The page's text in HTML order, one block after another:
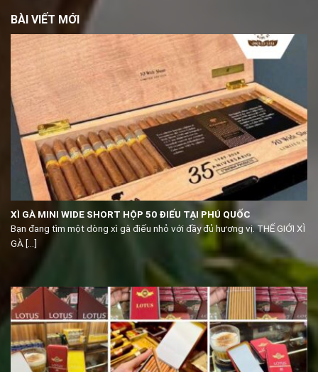
BÀI VIẾT MỚI
XÌ GÀ MINI WIDE SHORT HỘP 50 ĐIẾU TẠI PHÚ QUỐC
Bạn đang tìm một dòng xì gà điếu nhỏ với đầy đủ hương vị. THẾ GIỚI XÌ
GÀ [...]